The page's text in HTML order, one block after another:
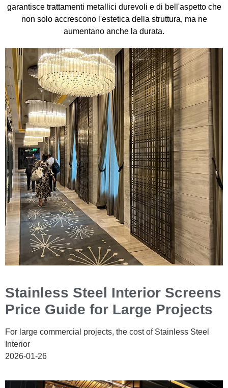
garantisce trattamenti metallici durevoli e di bell'aspetto che
non solo accrescono l'estetica della struttura, ma ne
aumentano anche la durata.
Stainless Steel Interior Screens
Price Guide for Large Projects
For large commercial projects, the cost of Stainless Steel
Interior
2026-01-26